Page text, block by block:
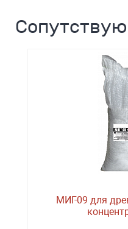
МИГ-09 для